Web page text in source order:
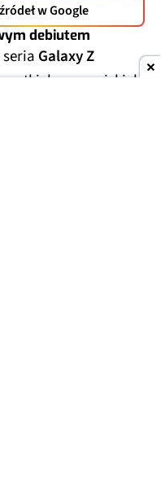
w Google
debiutem
Galaxy Z
europejskich